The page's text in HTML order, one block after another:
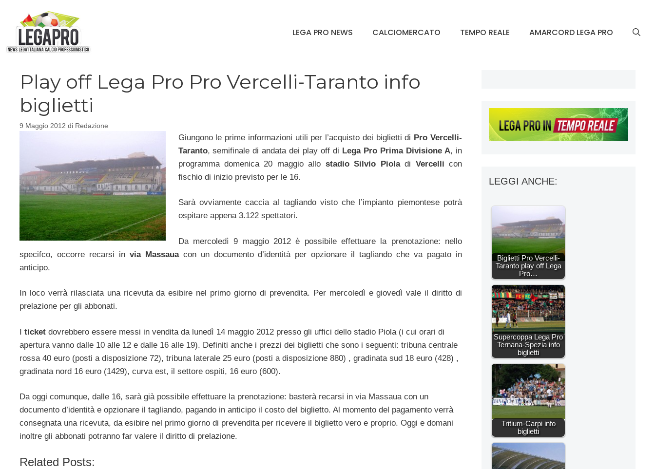
contenuto
LEGA PRO NEWS CALCIOMERCATO TEMPO REALE AMARCORD LEGA PRO
Play off Lega Pro Pro Vercelli-Taranto info
biglietti
9 Maggio 2012 di Redazione
Giungono le prime informazioni utili per l’acquisto dei biglietti di Pro Vercelli-
Taranto, semifinale di andata dei play off di Lega Pro Prima Divisione A, in
programma domenica 20 maggio allo stadio Silvio Pioladi Vercelli con
fischio di inizio previsto per le 16.
Sarà ovviamente caccia al tagliando visto che l’impianto piemontese potrà
ospitare appena 3.122 spettatori.
Da mercoledì 9 maggio 2012 è possibile effettuare la prenotazione: nello
specifco, occorre recarsi in via Massauacon un documento d’identità per opzionare il tagliando che va pagato in
anticipo.
In loco verrà rilasciata una ricevuta da esibire nel primo giorno di prevendita. Per mercoledì e giovedì vale il diritto di
prelazione per gli abbonati.
I ticket dovrebbero essere messi in vendita da lunedì 14 maggio 2012 presso gli uffici dello stadio Piola (i cui orari di
apertura vanno dalle 10 alle 12 e dalle 16 alle 19). Definiti anche i prezzi dei biglietti che sono i seguenti: tribuna centrale
rossa 40 euro (posti a disposizione 72), tribuna laterale 25 euro (posti a disposizione 880) , gradinata sud 18 euro (428) ,
gradinata nord 16 euro (1429), curva est, il settore ospiti, 16 euro (600).
Da oggi comunque, dalle 16, sarà già possibile effettuare la prenotazione: basterà recarsi in via Massaua con un
documento d’identità e opzionare il tagliando, pagando in anticipo il costo del biglietto. Al momento del pagamento verrà
consegnata una ricevuta, da esibire nel primo giorno di prevendita per ricevere il biglietto vero e proprio. Oggi e domani
inoltre gli abbonati potranno far valere il diritto di prelazione.
Related Posts:
LEGGI ANCHE:
Biglietti Pro Vercelli-
Taranto play off Lega
Pro…
Supercoppa Lega Pro
Ternana-Spezia info
biglietti
Tritium-Carpi info
biglietti